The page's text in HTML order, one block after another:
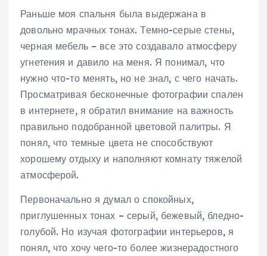
Раньше моя спальня была выдержана в
довольно мрачных тонах. Темно-серые стены,
черная мебель – все это создавало атмосферу
угнетения и давило на меня. Я понимал, что
нужно что-то менять, но не знал, с чего начать.
Просматривая бесконечные фотографии спален
в интернете, я обратил внимание на важность
правильно подобранной цветовой палитры. Я
понял, что темные цвета не способствуют
хорошему отдыху и наполняют комнату тяжелой
атмосферой.
Первоначально я думал о спокойных,
приглушенных тонах – серый, бежевый, бледно-
голубой. Но изучая фотографии интерьеров, я
понял, что хочу чего-то более жизнерадостного